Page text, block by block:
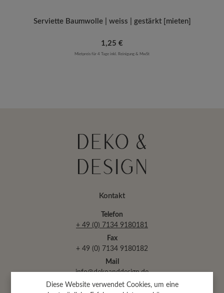
Serviette Baumwolle | weiss | gestärkt [mieten]
Regulärer Preis:
1,25 €
Mietpreis für 4 Tage inkl. Reinigung & MwSt
Kontakt
Telefon
+ 49 (0) 7134 9180181
Fax
+ 49 (0) 7134 9180182
Mail
info@dekoanddesign.de
Diese Website verwendet Cookies, um eine